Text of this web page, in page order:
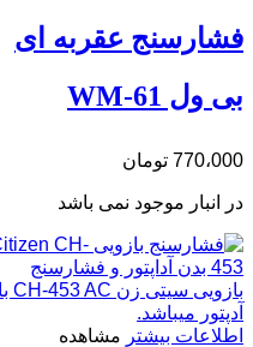
فشارسنج عقربه ای
بی ول WM-61
770،000 تومان
در انبار موجود نمی باشد
اطلاعات بیشتر مشاهده